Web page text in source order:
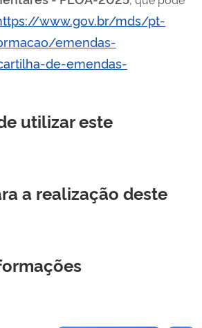
www.gov.br/mds/pt-
emendas-
de-emendas-
utilizar este
a realização deste